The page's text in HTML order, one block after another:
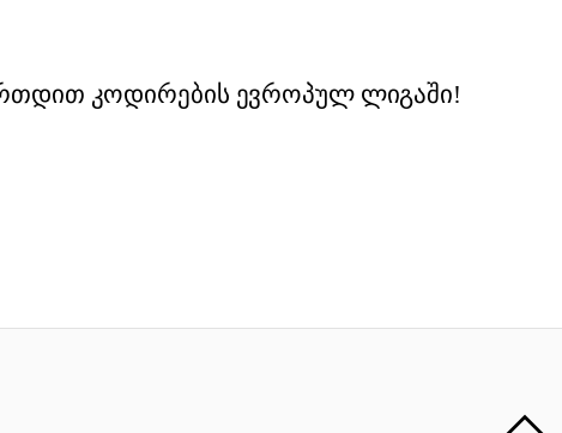
კოდირების ევროპულ ლიგაში!